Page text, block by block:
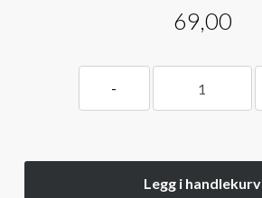
69,00
Legg i handlekurv